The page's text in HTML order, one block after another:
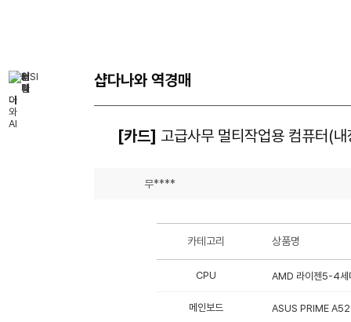
샵다나와 역경매
[카드] 고급사무 멀티작업용 컴퓨터(
무****
카테고리 상품명
CPU AMD 라이젠5-4세
메인보드 ASUS PRIME